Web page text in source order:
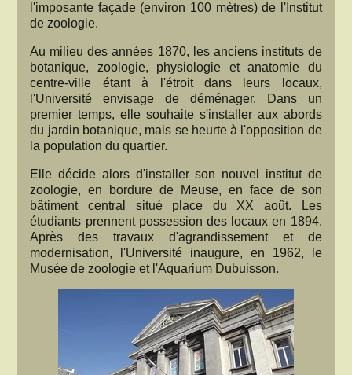
l'imposante façade (environ 100 mètres) de l'Institut
de zoologie.
Au milieu des années 1870, les anciens instituts de
botanique, zoologie, physiologie et anatomie du
centre-ville étant à l'étroit dans leurs locaux,
l'Université envisage de déménager. Dans un
premier temps, elle souhaite s'installer aux abords
du jardin botanique, mais se heurte à l'opposition de
la population du quartier.
Elle décide alors d'installer son nouvel institut de
zoologie, en bordure de Meuse, en face de son
bâtiment central situé place du XX août. Les
étudiants prennent possession des locaux en 1894.
Après des travaux d'agrandissement et de
modernisation, l'Université inaugure, en 1962, le
Musée de zoologie et l'Aquarium Dubuisson.